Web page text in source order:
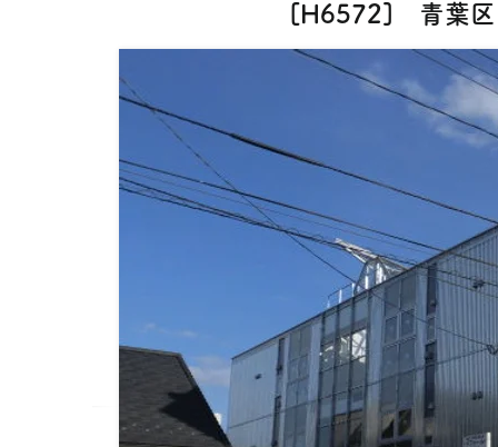
[H6572] 青葉区